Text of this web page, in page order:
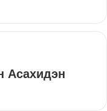
Асахидэн